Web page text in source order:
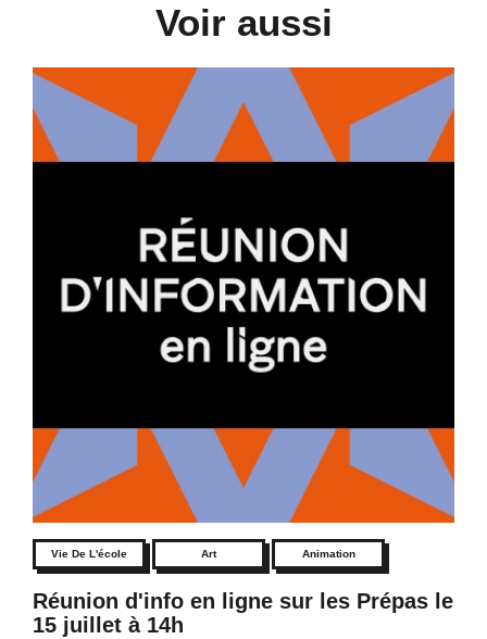
Voir aussi
Vie De L'école Art Animation
Réunion d'info en ligne sur les Prépas le
15 juillet à 14h